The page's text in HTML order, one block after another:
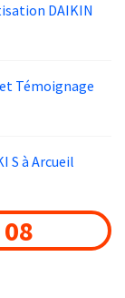
DAIKIN
Témoignage
S à Arcueil